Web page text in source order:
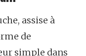
assise à
de
simple dans